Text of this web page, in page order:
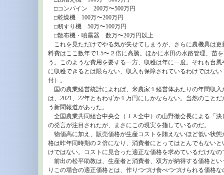
□コンバイン 200万〜500万円
□乾燥機 100万〜200万円
□籾すり機 50万〜100万円
□散布機・噴霧器 数万〜20万円以上
これを見ただけでやる気が失せてしまうが、さらに農機具は
料費はここ数年で1.5〜２倍に高騰。ほかに水田の水路管理、苗
う。このような費用を要する一方、収穫は年に一度。それも台
に収穫できるとは限らない、収入も保障されているわけではない
付）。
国の農業経営統計によれば、米農家１経営体あたりの年間収
は、2021、22年ともわずか１万円にしかならない。当然のこと
う新聞報道があった。
全国農業共同組合中央会（ＪＡ全中）の山野徹会長による「
の発言が注目されたが、まさにこの現実を指しているのだ。
物価高に加え、販売価格が生産コストを賄えないほど低い状
格は昨年同時期の２倍になり、消費者にとってはとんでもない
けではない。コストに見合った適正な価格を求めているだけなの
前出の松平助教は、生産者と消費者、双方が納得する価格と
りこの場合の適正価格とは、作りつづけ食べつづけられる価格